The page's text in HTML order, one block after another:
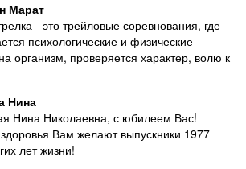
Марат
- это трейловые соревнования, где
психологические и физические
организм, проверяется характер, волю к
Нина
Нина Николаевна, с юбилеем Вас!
здоровья Вам желают выпускники 1977
лет жизни!